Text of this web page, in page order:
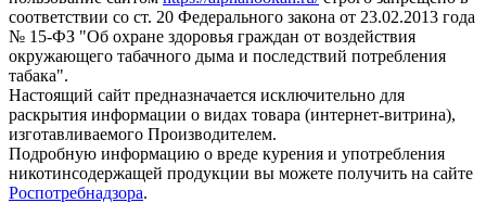
соответствии со ст. 20 Федерального закона от 23.02.2013 года
№ 15-ФЗ "Об охране здоровья граждан от воздействия
окружающего табачного дыма и последствий потребления
табака".
Настоящий сайт предназначается исключительно для
раскрытия информации о видах товара (интернет-витрина),
изготавливаемого Производителем.
Подробную информацию о вреде курения и употребления
никотинсодержащей продукции вы можете получить на сайте
Роспотребнадзора.